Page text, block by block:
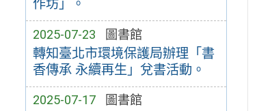
作坊」。
2025-07-23 圖書館
轉知臺北市環境保護局辦理「書
香傳承 永續再生」兌書活動。
2025-07-17 圖書館